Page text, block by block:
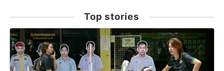
Top stories